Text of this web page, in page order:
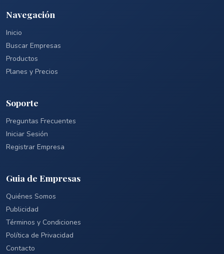
Navegación
Inicio
Buscar Empresas
Productos
Planes y Precios
Soporte
Preguntas Frecuentes
Iniciar Sesión
Registrar Empresa
Guia de Empresas
Quiénes Somos
Publicidad
Términos y Condiciones
Política de Privacidad
Contacto